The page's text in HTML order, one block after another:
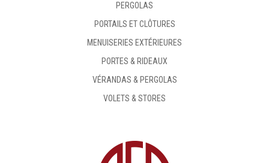
PERGOLAS
PORTAILS ET CLÔTURES
MENUISERIES EXTÉRIEURES
PORTES & RIDEAUX
VÉRANDAS & PERGOLAS
VOLETS & STORES